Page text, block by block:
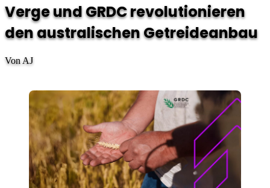
Verge und GRDC revolutionieren
den australischen Getreideanbau
Von AJ